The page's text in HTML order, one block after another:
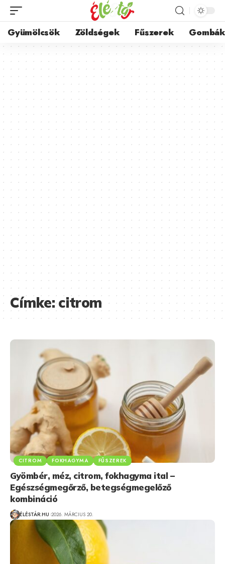
Gyümölcsök Zöldségek Fűszerek Gombák
Címke:citrom
CITROM FOKHAGYMA FŰSZEREK
Gyömbér, méz, citrom, fokhagyma ital –
Egészségmegőrző, betegségmegelőző
kombináció
ÉLÉSTÁR.HU 2026. MÁRCIUS 20.